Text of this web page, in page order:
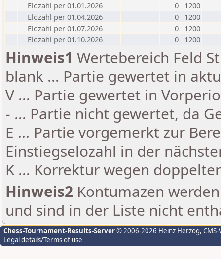
Elozahl per 01.01.2026
0
1200
Elozahl per 01.04.2026
0
1200
Elozahl per 01.07.2026
0
1200
Elozahl per 01.10.2026
0 1200
Hinweis1 Wertebereich Feld
blank ... Partie gewertet in
V ... Partie gewertet in
- ... Partie nicht gewertet, da
E ... Partie vorgemerkt zur
Einstiegselozahl in der
K ... Korrektur wegen
Hinweis2 Kontumazen
und sind in der Liste nicht
Chess-Tournament-Results-Server© 2006-2026 Heinz Herzog,
Legal details/Terms of use